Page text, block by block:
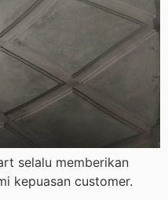
selalu memberikan
kepuasan customer.